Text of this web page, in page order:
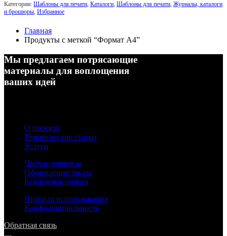
Категории: Шаблоны для печати, Каталоги, Шаблоны для печати, Журналы, каталоги
и брошюры, Избранное
Главная
Продукты с меткой “Формат А4”
Мы предлагаем потрясающие
материалы для воплощения
ваших идей
О проекте
Тематические статьи
Услуги
Частые вопросы
Оформление заказа
Безопасная оплата
Правила использования
Конфиденциальность
Обратная связь